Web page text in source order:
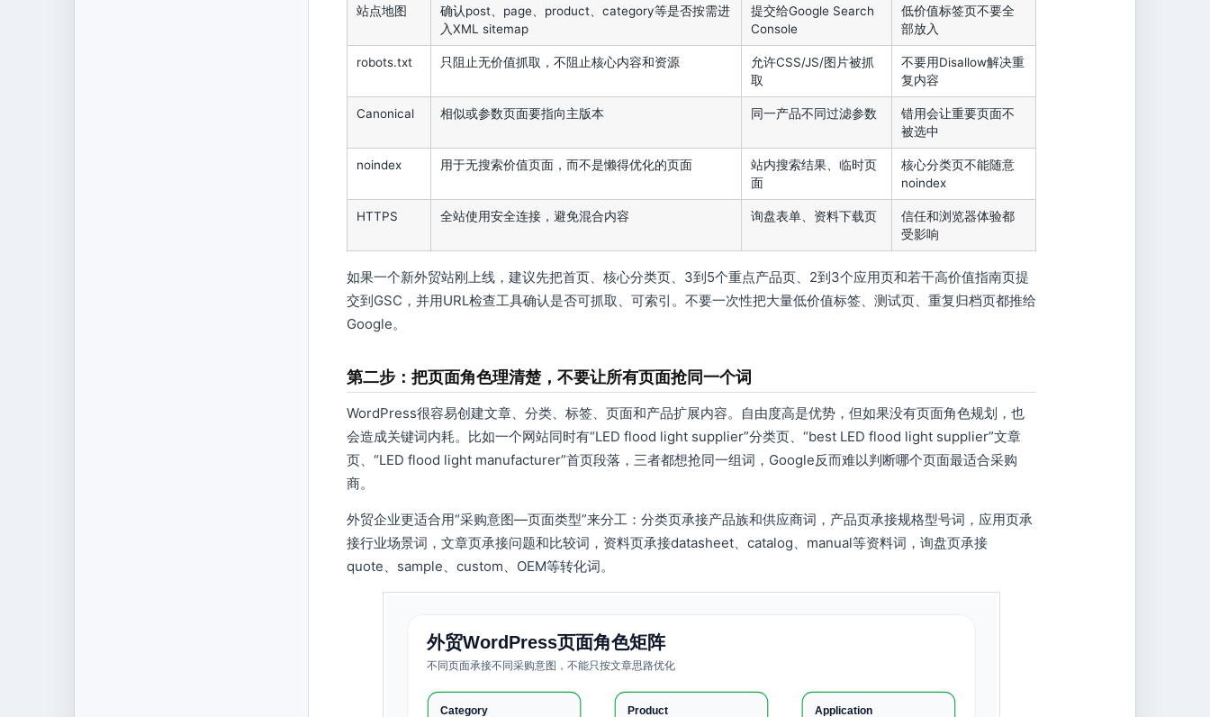
站点地图
确认post、page、product、category等是否按需进
入XML sitemap
提交给Google Search
Console
低价值标签页不要全
部放入
robots.txt 只阻止无价值抓取，不阻止核心内容和资源
允许CSS/JS/图片被抓
取
不要用Disallow解决重
复内容
Canonical 相似或参数页面要指向主版本 同一产品不同过滤参数
错用会让重要页面不
被选中
noindex 用于无搜索价值页面，而不是懒得优化的页面
站内搜索结果、临时页
面
核心分类页不能随意
noindex
HTTPS 全站使用安全连接，避免混合内容 询盘表单、资料下载页
信任和浏览器体验都
受影响
如果一个新外贸站刚上线，建议先把首页、核心分类页、3到5个重点产品页、2到3个应用页和若干高价值指南页提
交到GSC，并用URL检查工具确认是否可抓取、可索引。不要一次性把大量低价值标签、测试页、重复归档页都推给
Google。
第二步：把页面角色理清楚，不要让所有页面抢同一个词
WordPress很容易创建文章、分类、标签、页面和产品扩展内容。自由度高是优势，但如果没有页面角色规划，也
会造成关键词内耗。比如一个网站同时有“LED flood light supplier”分类页、“best LED flood light supplier”文章
页、“LED flood light manufacturer”首页段落，三者都想抢同一组词，Google反而难以判断哪个页面最适合采购
商。
外贸企业更适合用“采购意图—页面类型”来分工：分类页承接产品族和供应商词，产品页承接规格型号词，应用页承
接行业场景词，文章页承接问题和比较词，资料页承接datasheet、catalog、manual等资料词，询盘页承接
quote、sample、custom、OEM等转化词。